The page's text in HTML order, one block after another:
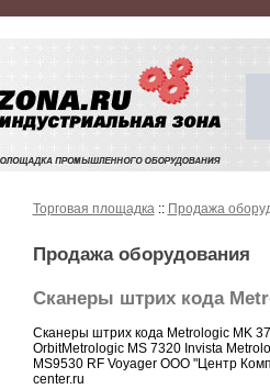
Торговая площадка:: Продажа
Продажа оборудования
Сканеры штрих кода
Сканеры штрих кода Metrologic MK
OrbitMetrologic MS 7320 Invista
MS9530 RF Voyager ООО "Центр
center.ru